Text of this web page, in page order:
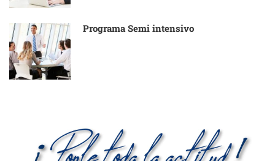
Programa Semi intensivo